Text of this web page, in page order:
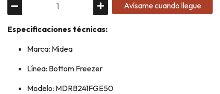
Avísame cuando llegue
Especificaciones técnicas:
Marca: Midea
Línea: Bottom Freezer
Modelo: MDRB241FGE50